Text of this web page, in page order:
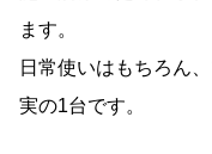
ます。
日常使いはもちろん
実の1台です。